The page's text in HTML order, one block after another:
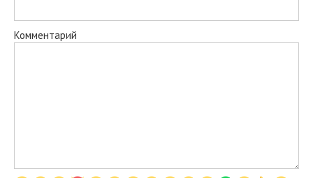
Комментарий